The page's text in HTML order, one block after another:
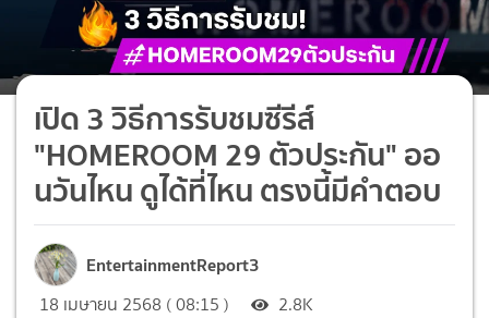
เปิด 3 วิธีการรับชมซีรีส์
"HOMEROOM 29 ตัวประกัน" ออ
นวันไหน ดูได้ที่ไหน ตรงนี้มีคำตอบ
EntertainmentReport3
18 เมษายน 2568 ( 08:15 ) 2.8K